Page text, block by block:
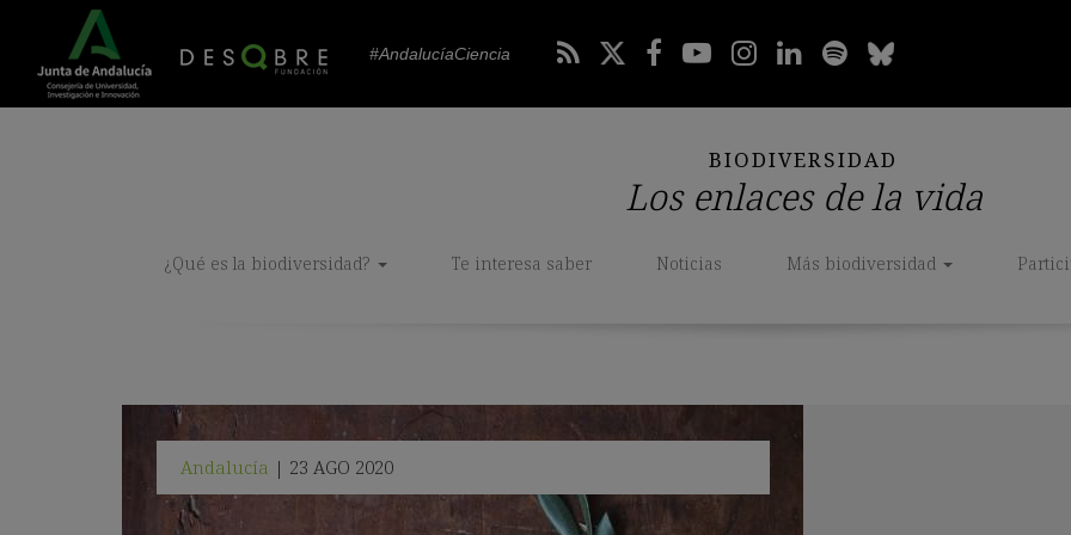
#AndalucíaCiencia
BIODIVERSIDAD
Los enlaces de la vida
¿Qué es la biodiversidad? Te interesa saber Noticias Más biodiversidad
Andalucía | 23 AGO 2020